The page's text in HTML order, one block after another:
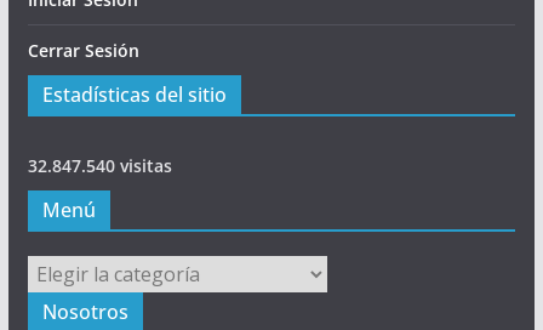
Cerrar Sesión
Estadísticas del sitio
32.847.540 visitas
Menú
Menú
Nosotros